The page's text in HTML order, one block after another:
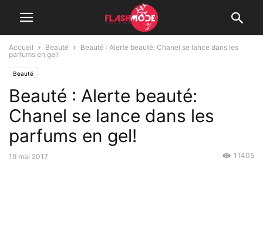
Accueil Beauté
Beauté : Alerte beauté: Chanel se lance dans les
parfums en gel!
Beauté
Beauté : Alerte beauté:
Chanel se lance dans les
parfums en gel!
19 mai 2017 11405